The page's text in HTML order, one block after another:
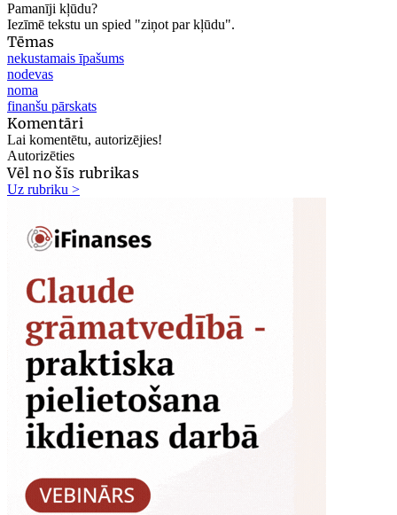
Pamanīji kļūdu?
Iezīmē tekstu un spied "ziņot par kļūdu".
Tēmas
nekustamais īpašums
nodevas
noma
finanšu pārskats
Komentāri
Lai komentētu, autorizējies!
Autorizēties
Vēl no šīs rubrikas
Uz rubriku >